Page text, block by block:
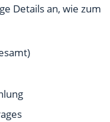
Details an, wie zum